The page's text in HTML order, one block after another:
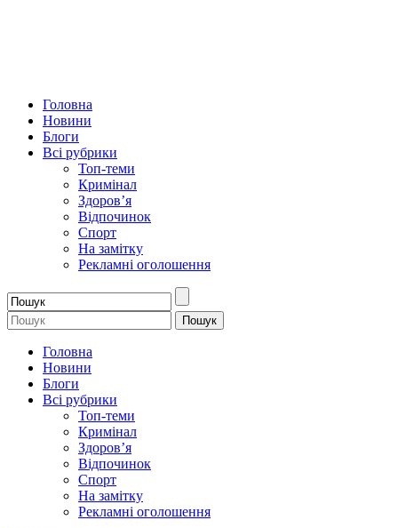
Головна
Новини
Блоги
Всі рубрики
Топ-теми
Кримінал
Здоров’я
Відпочинок
Спорт
На замітку
Рекламні оголошення
Головна
Новини
Блоги
Всі рубрики
Топ-теми
Кримінал
Здоров’я
Відпочинок
Спорт
На замітку
Рекламні оголошення